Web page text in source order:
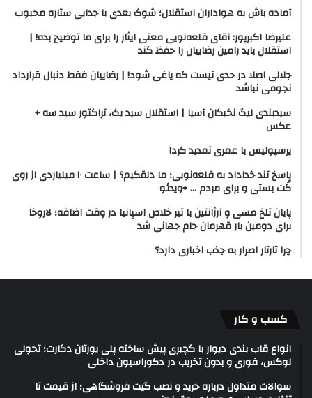
آماده باش به هواداران استقلال؛ شوک بعدی با جدایی ستاره محبوب
علیرضا اکبرپور: آقای قلعه‌نویی معنی ایثار را برای ما توضیح بده! |
استقلال باید رامین رضاییان را حفظ کند
جلالی اصلا در حدی نیست که یاغی شود! | رضاییان فقط دنبال قرارداد
نجومی نباشد
سیدبندی لیگ نخبگان آسیا | استقلال سید یک،‌ تراکتور سید سه +
عکس
پرسپولیس با عمری تمدید کرد!
پاسخ تند خداداد به قلعه‌نویی؛ ما دلقکیم؟ | ساعت ۱۰ میلیاردی از روی
کُت بستی و برای مردم … +‌ویدئو
پایان تلخ مسی و آرژانتین با تیر خلاص اسپانیا در وقت اضافه؛ لاروخا
برای دومین بار قهرمان جام جهانی شد
چرا تارتار اصرار به جذب اخباری دارد؟
کسب و کار
انواع قاب بندی دیوار با گچبری پیش ساخته پلی یورتان دکارت؛ تحولی
لوکس، فوری و بدون تخریب در دکوراسیون داخلی
سوالات متداول درباره خرید و نصب گیت فروشگاهی؛ از قیمت تا